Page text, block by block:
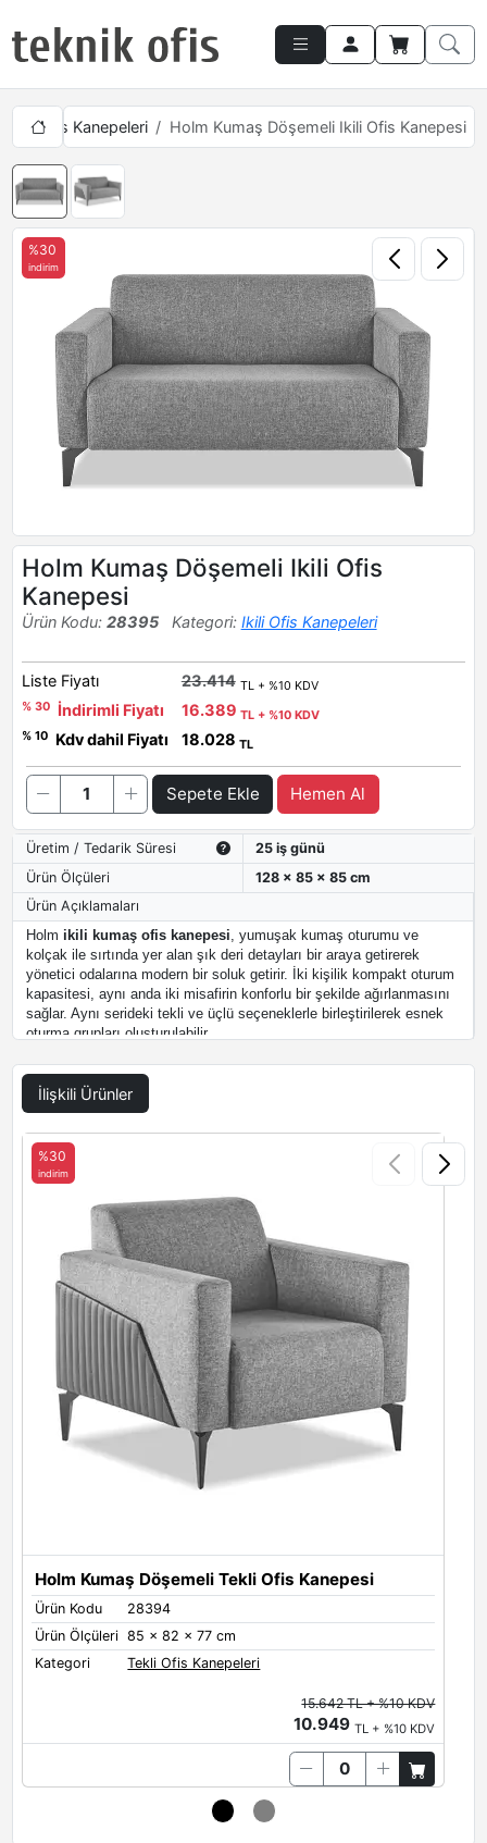
Ikili Ofis Kanepeleri Holm Kumaş Döşemeli Ikili Ofis Kanepesi
%30
indirim
Holm Kumaş Döşemeli Ikili Ofis
Kanepesi
Ürün Kodu: 28395 Kategori: Ikili Ofis Kanepeleri
Liste Fiyatı 23.414 TL + %10 KDV
% 30
İndirimli Fiyatı 16.389 TL + %10 KDV
% 10
Kdv dahil Fiyatı 18.028 TL
Sepete Ekle Hemen Al
Üretim / Tedarik Süresi
25 iş günü
Ürün Ölçüleri
128 x 85 x 85 cm
Ürün Açıklamaları
Holm ikili kumaş ofis kanepesi, yumuşak kumaş oturumu ve
kolçak ile sırtında yer alan şık deri detayları bir araya getirerek
yönetici odalarına modern bir soluk getirir. İki kişilik kompakt oturum
kapasitesi, aynı anda iki misafirin konforlu bir şekilde ağırlanmasını
sağlar. Aynı serideki tekli ve üçlü seçeneklerle birleştirilerek esnek
oturma grupları oluşturulabilir.
İlişkili Ürünler
Holm Kumaş Döşemeli Tekli Ofis Kanepesi
Ürün Kodu
28394
Ürün Ölçüleri 85 x 82 x 77 cm
Kategori
Tekli Ofis Kanepeleri
%30
indirim
15.642 TL + %10 KDV
10.949TL + %10 KDV